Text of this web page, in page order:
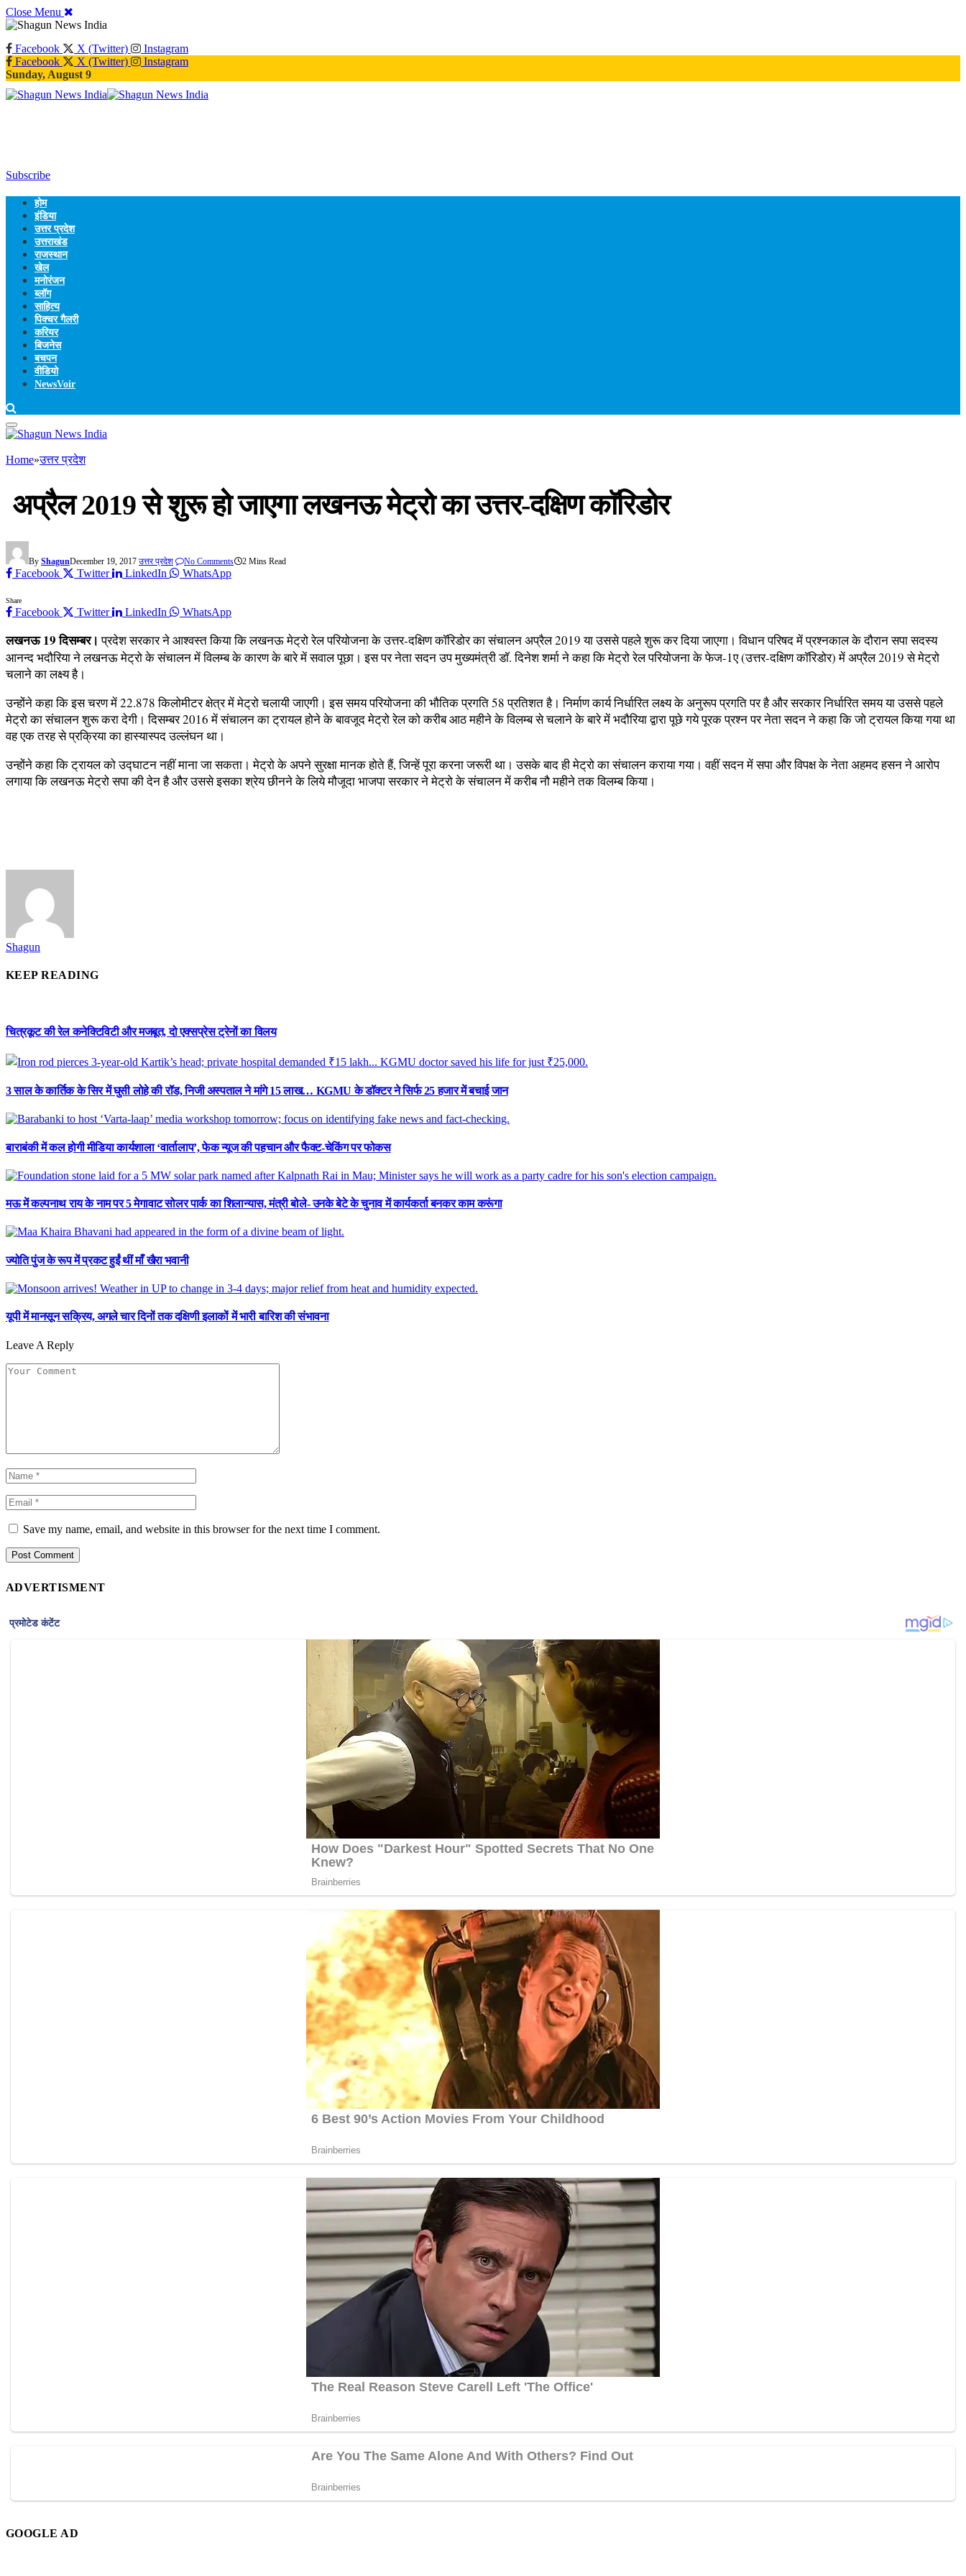
Close Menu
Facebook X (Twitter)
Instagram
Facebook
X (Twitter)
Instagram
Sunday, August 9
Subscribe
होम
इंडिया
उत्तर प्रदेश
उत्तराखंड
राजस्थान
खेल
मनोरंजन
ब्लॉग
साहित्य
पिक्चर गैलरी
करियर
बिजनेस
बचपन
वीडियो
NewsVoir
Home»उत्तर प्रदेश
अप्रैल 2019 से शुरू हो जाएगा लखनऊ मेट्रो का उत्तर-दक्षिण काॅरिडोर
By ShagunDecember 19, 2017 उत्तर प्रदेश No Comments 2 Mins Read
Facebook Twitter LinkedIn WhatsApp
Share
Facebook Twitter LinkedIn WhatsApp
लखनऊ 19 दिसम्बर। प्रदेश सरकार ने आश्वस्त किया कि लखनऊ मेट्रो रेल परियोजना के उत्तर-दक्षिण काॅरिडोर का संचालन अप्रैल 2019 या उससे पहले शुरू कर दिया जाएगा। विधान परिषद में प्रश्नकाल के दौरान सपा सदस्य
आनन्द भदौरिया ने लखनऊ मेट्रो के संचालन में विलम्ब के कारण के बारे में सवाल पूछा। इस पर नेता सदन उप मुख्यमंत्री डाॅ. दिनेश शर्मा ने कहा कि मेट्रो रेल परियोजना के फेज-1ए (उत्तर-दक्षिण काॅरिडोर) में अप्रैल 2019 से मेट्रो
चलाने का लक्ष्य है।
उन्होंने कहा कि इस चरण में 22.878 किलोमीटर क्षेत्र में मेट्रो चलायी जाएगी। इस समय परियोजना की भौतिक प्रगति 58 प्रतिशत है। निर्माण कार्य निर्धारित लक्ष्य के अनुरूप प्रगति पर है और सरकार निर्धारित समय या उससे पहले
मेट्रो का संचालन शुरू करा देगी। दिसम्बर 2016 में संचालन का ट्रायल होने के बावजूद मेट्रो रेल को करीब आठ महीने के विलम्ब से चलाने के बारे में भदौरिया द्वारा पूछे गये पूरक प्रश्न पर नेता सदन ने कहा कि जो ट्रायल किया गया था
वह एक तरह से प्रक्रिया का हास्यास्पद उल्लंघन था।
उन्होंने कहा कि ट्रायल को उद्घाटन नहीं माना जा सकता। मेट्रो के अपने सुरक्षा मानक होते हैं, जिन्हें पूरा करना जरूरी था। उसके बाद ही मेट्रो का संचालन कराया गया। वहीं सदन में सपा और विपक्ष के नेता अहमद हसन ने आरोप
लगाया कि लखनऊ मेट्रो सपा की देन है और उससे इसका श्रेय छीनने के लिये मौजूदा भाजपा सरकार ने मेट्रो के संचालन में करीब नौ महीने तक विलम्ब किया।
Shagun
KEEP READING
चित्रकूट की रेल कनेक्टिविटी और मजबूत, दो एक्सप्रेस ट्रेनों का विलय
3 साल के कार्तिक के सिर में घुसी लोहे की रॉड, निजी अस्पताल ने मांगे 15 लाख… KGMU के डॉक्टर ने सिर्फ 25 हजार में बचाई जान
बाराबंकी में कल होगी मीडिया कार्यशाला ‘वार्तालाप’, फेक न्यूज की पहचान और फैक्ट-चेकिंग पर फोकस
मऊ में कल्पनाथ राय के नाम पर 5 मेगावाट सोलर पार्क का शिलान्यास, मंत्री बोले- उनके बेटे के चुनाव में कार्यकर्ता बनकर काम करूंगा
ज्योति पुंज के रूप में प्रकट हुईं थीं माँ खैरा भवानी
यूपी में मानसून सक्रिय, अगले चार दिनों तक दक्षिणी इलाकों में भारी बारिश की संभावना
Leave A Reply
Save my name, email, and website in this browser for the next time I comment.
ADVERTISMENT
GOOGLE AD